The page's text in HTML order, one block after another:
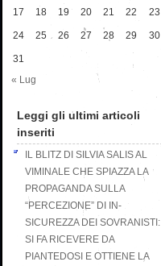
17 18 19 20 21 22 23
24 25 26 27 28 29 30
31
« Lug
Leggi gli ultimi articoli
inseriti
IL BLITZ DI SILVIA SALIS AL
VIMINALE CHE SPIAZZA LA
PROPAGANDA SULLA
“PERCEZIONE” DI IN-
SICUREZZA DEI SOVRANISTI:
SI FA RICEVERE DA
PIANTEDOSI E OTTIENE LA